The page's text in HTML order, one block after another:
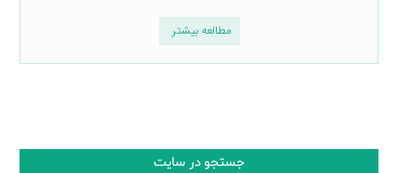
مطالعه بیشتر
جستجو در سایت